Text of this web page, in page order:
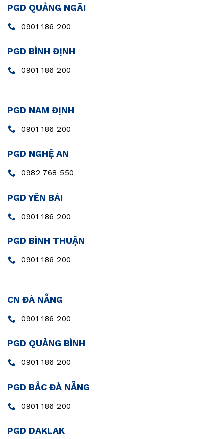
PGD QUẢNG NGÃI
0901 186 200
PGD BÌNH ĐỊNH
0901 186 200
PGD NAM ĐỊNH
0901 186 200
PGD NGHỆ AN
0982 768 550
PGD YÊN BÁI
0901 186 200
PGD BÌNH THUẬN
0901 186 200
CN ĐÀ NẴNG
0901 186 200
PGD QUẢNG BÌNH
0901 186 200
PGD BẮC ĐÀ NẴNG
0901 186 200
PGD DAKLAK